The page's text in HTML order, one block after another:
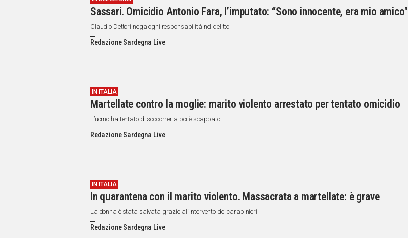
Sassari. Omicidio Antonio Fara, l’imputato: “Sono innocente, era mio amico"
Claudio Dettori nega ogni responsabilità nel delitto
Redazione Sardegna Live
IN ITALIA
Martellate contro la moglie: marito violento arrestato per tentato omicidio
L’uomo ha tentato di soccorrerla poi è scappato
Redazione Sardegna Live
IN ITALIA
In quarantena con il marito violento. Massacrata a martellate: è grave
La donna è stata salvata grazie all’intervento dei carabinieri
Redazione Sardegna Live